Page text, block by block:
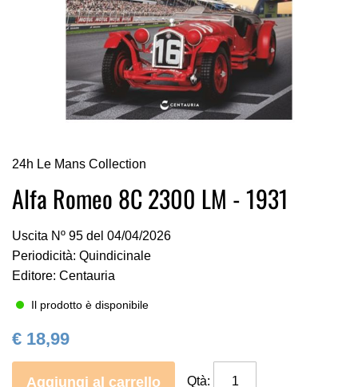
all'inizio
della
galleria
immagini
24h Le Mans Collection
Alfa Romeo 8C 2300 LM - 1931
Uscita Nº 95 del 04/04/2026
Periodicità: Quindicinale
Editore: Centauria
Il prodotto è disponibile
€ 18,99
Aggiungi al carrello Qtà: